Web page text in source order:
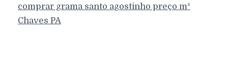
comprar grama santo agostinho preço m²
Chaves PA